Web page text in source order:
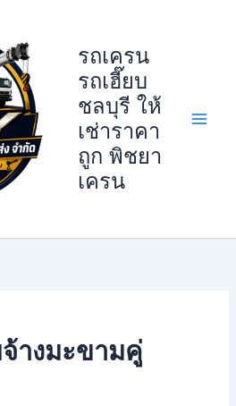
รถเครน
รถเฮี๊ยบ
ชลบุรี ให้
เช่าราคา
ถูก พิชยา
เครน
างมะขามคู่